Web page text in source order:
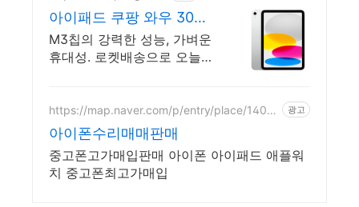
아이패드 쿠팡 와우 30일
반품
M3칩의 강력한 성능, 가벼운
휴대성. 로켓배송으로 오늘
인성! 학습부터 엔터까지 모
두가 즐길 패드.
https://map.naver.com/p/entry/place/1405
광고
아이폰수리매매판매
중고폰고가매입판매 아이폰 아이패드 애플워
치 중고폰최고가매입